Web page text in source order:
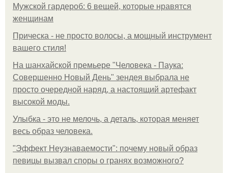
Мужской гардероб: 6 вещей, которые нравятся
женщинам
Прическа - не просто волосы, а мощный инструмент
вашего стиля!
На шанхайской премьере "Человека - Паука:
Совершенно Новый День" зендея выбрала не
просто очередной наряд, а настоящий артефакт
высокой моды.
Улыбка - это не мелочь, а деталь, которая меняет
весь образ человека.
"Эффект Неузнаваемости": почему новый образ
певицы вызвал споры о гранях возможного?